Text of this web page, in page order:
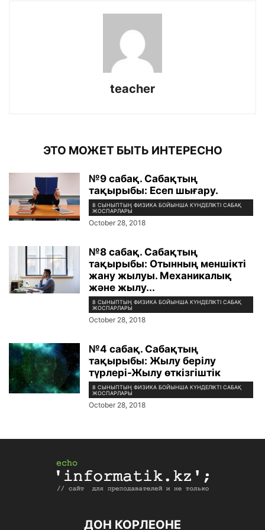
teacher
ЭТО МОЖЕТ БЫТЬ ИНТЕРЕСНО
№9 сабақ. Сабақтың
тақырыбы: Есеп шығару.
8 СЫНЫПТЫҢ ФИЗИКА БОЙЫНША КҮНДЕЛІКТІ САБАҚ
ЖОСПАРЛАРЫ
October 28, 2018
№8 сабақ. Сабақтың
тақырыбы: Отынның меншікті
жану жылуы. Механикалық
және жылу...
8 СЫНЫПТЫҢ ФИЗИКА БОЙЫНША КҮНДЕЛІКТІ САБАҚ
ЖОСПАРЛАРЫ
October 28, 2018
№4 сабақ. Сабақтың
тақырыбы: Жылу берілу
түрлері-Жылу өткізгіштік
8 СЫНЫПТЫҢ ФИЗИКА БОЙЫНША КҮНДЕЛІКТІ САБАҚ
ЖОСПАРЛАРЫ
October 28, 2018
ДОН КОРЛЕОНЕ